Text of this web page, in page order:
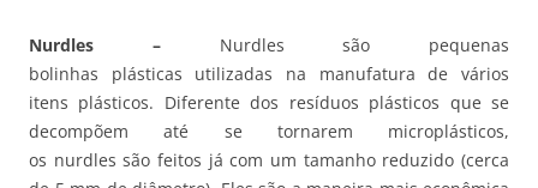
Nurdles – Nurdles são pequenas
bolinhas plásticas utilizadas na manufatura de vários
itens plásticos. Diferente dos resíduos plásticos que se
decompõem até se tornarem microplásticos,
os nurdles são feitos já com um tamanho reduzido (cerca